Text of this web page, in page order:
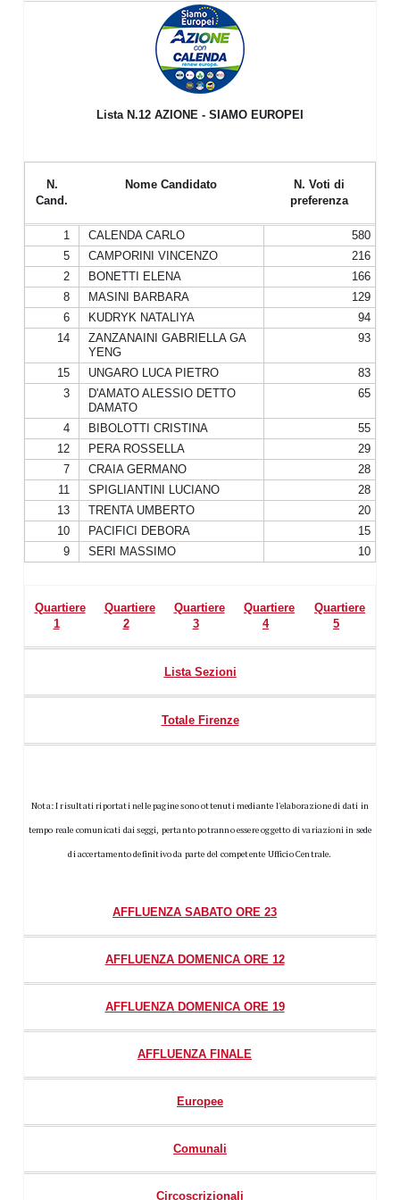
Lista N.12 AZIONE - SIAMO EUROPEI
N.
Cand.
Nome Candidato
N. Voti di
preferenza
1 CALENDA CARLO
580
5
CAMPORINI VINCENZO
216
2
BONETTI ELENA
166
8
MASINI BARBARA
129
6
KUDRYK NATALIYA
94
14
ZANZANAINI GABRIELLA GA
YENG
93
15 UNGARO LUCA PIETRO
83
3
D'AMATO ALESSIO DETTO
DAMATO
65
4 BIBOLOTTI CRISTINA
55
12
PERA ROSSELLA
29
7
CRAIA GERMANO
28
11
SPIGLIANTINI LUCIANO
28
13
TRENTA UMBERTO
20
10
PACIFICI DEBORA
15
9
SERI MASSIMO 10
Quartiere
1
Quartiere
2
Quartiere
3
Quartiere
4
Quartiere
5
Lista Sezioni
Totale Firenze
Nota: I risultati riportati nelle pagine sono ottenuti mediante l'elaborazione di dati in
tempo reale comunicati dai seggi, pertanto potranno essere oggetto di variazioni in sede
di accertamento definitivo da parte del competente Ufficio Centrale.
AFFLUENZA SABATO ORE 23
AFFLUENZA DOMENICA ORE 12
AFFLUENZA DOMENICA ORE 19
AFFLUENZA FINALE
Europee
Comunali
Circoscrizionali